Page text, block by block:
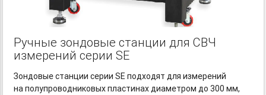
Ручные зондовые станции для СВЧ
измерений серии SE
Зондовые станции серии SE подходят для измерений
на полупроводниковых пластинах диаметром до 300 мм,